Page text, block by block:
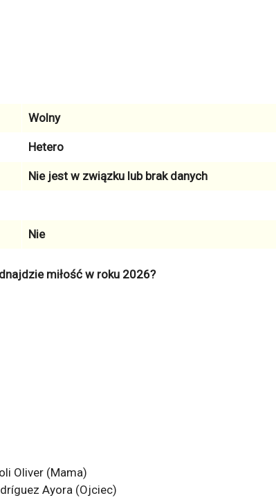
Wolny
Hetero
Nie jest w związku lub brak danych
Nie
miłość w roku 2026?
Oliver (Mama)
Ayora (Ojciec)